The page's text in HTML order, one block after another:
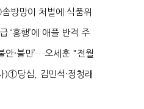
방망이 처벌에 식품위
...
‘흥행’에 애플 반격 주
안·불만’…오세훈 "전월
)①당심, 김민석·정청래